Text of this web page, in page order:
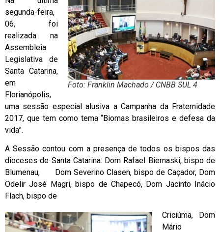
Foto: Franklin Machado / CNBB SUL 4
segunda-feira,
06, foi
realizada na
Assembleia
Legislativa de
Santa Catarina,
em
Florianópolis,
uma sessão especial alusiva a Campanha da Fraternidade
2017, que tem como tema “Biomas brasileiros e defesa da
vida”.
A Sessão contou com a presença de todos os bispos das
dioceses de Santa Catarina: Dom Rafael Biernaski, bispo de
Blumenau, Dom Severino Clasen, bispo de Caçador, Dom
Odelir José Magri, bispo de Chapecó, Dom Jacinto Inácio
Flach, bispo de
Criciúma, Dom
Mário